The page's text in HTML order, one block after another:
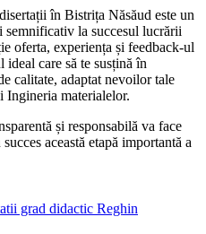
în Bistrița Năsăud este un
semnificativ la succesul lucrării
oferta, experiența și feedback-ul
care să te susțină în
calitate, adaptat nevoilor tale
Ingineria materialelor.
și responsabilă va face
această etapă importantă a
grad didactic Reghin